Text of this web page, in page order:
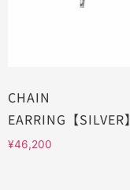
CHAIN
EARRING【SILVER】
¥46,200